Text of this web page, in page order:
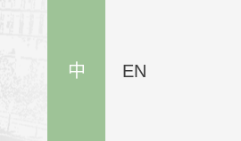
中 EN